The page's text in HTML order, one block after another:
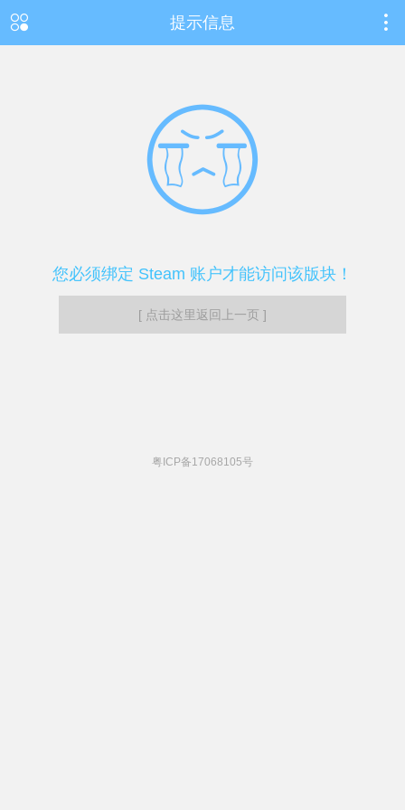
提示信息
您必须绑定 Steam 账户才能访问该版块！
[ 点击这里返回上一页 ]
粤ICP备17068105号